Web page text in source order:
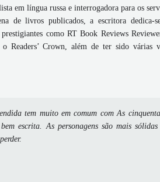
em língua russa e interrogadora para os
de livros publicados, a escritora
como RT Book Reviews
o Readers’ Crown, além de ter sido
tem muito em comum com As
escrita. As personagens são mais